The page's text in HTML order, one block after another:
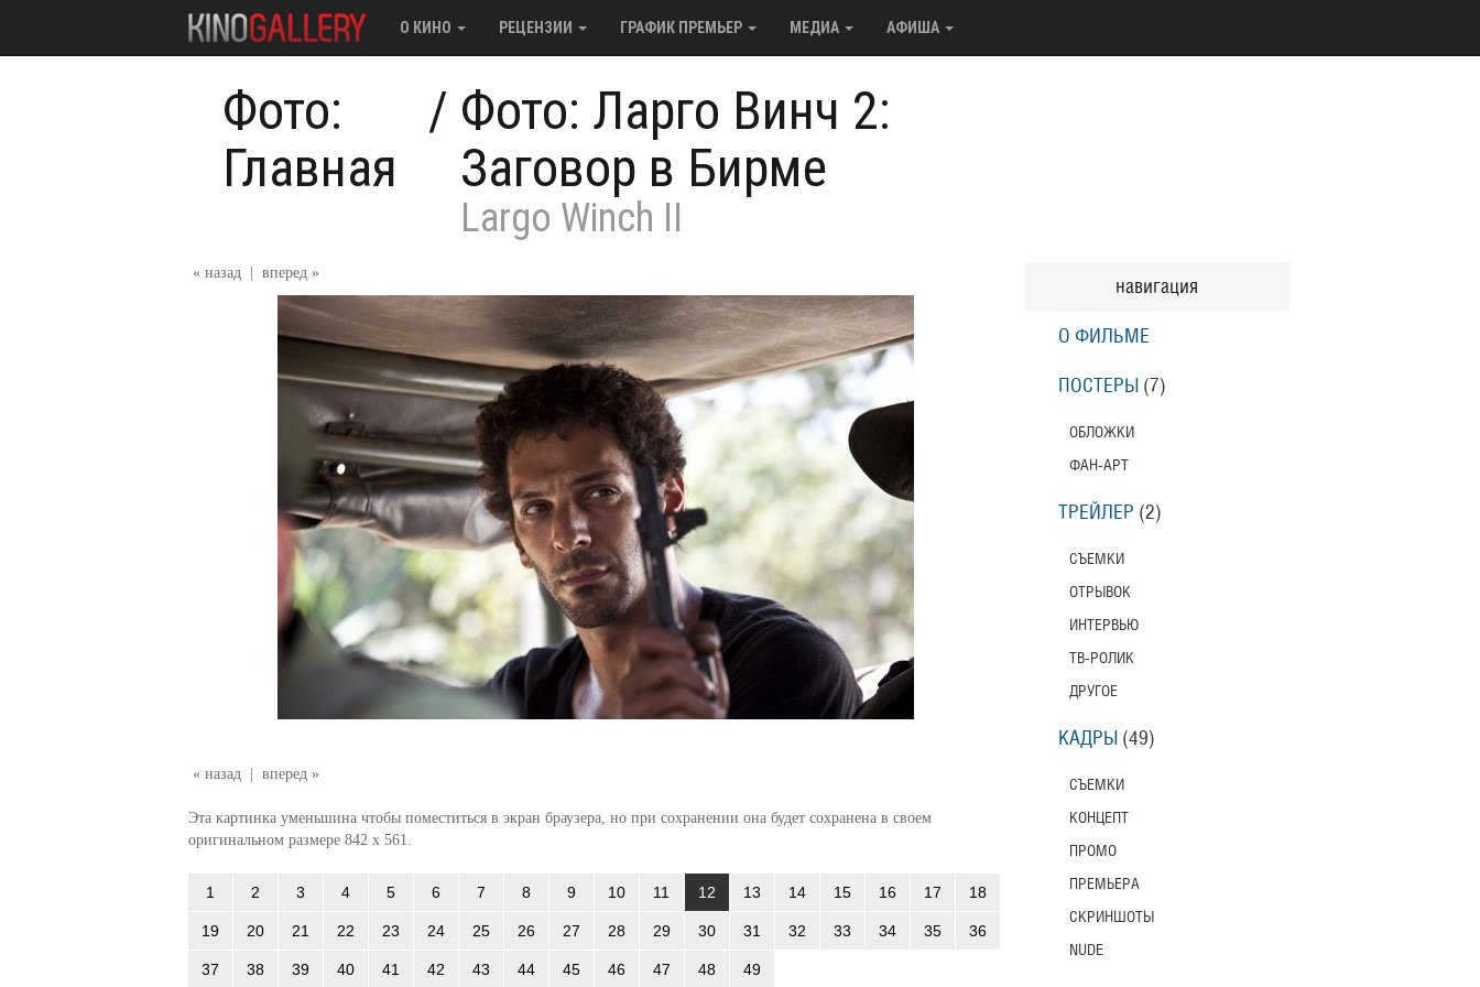
О КИНО РЕЦЕНЗИИ ГРАФИК ПРЕМЬЕР МЕДИА АФИША
Фото:
Главная
/ Фото: Ларго Винч 2:
Заговор в Бирме
Largo Winch II
« назад вперед »
« назад вперед »
Эта картинка уменьшина чтобы поместиться в экран браузера, но при сохранении она будет сохранена в своем
оригинальном размере 842 x 561.
1 2 3 4 5 6 7 8 9 10 11 12 13 14 15 16 17 18
19 20 21 22 23 24 25 26 27 28 29 30 31 32 33 34 35 36
37 38 39 40 41 42 43 44 45 46 47 48 49
навигация
О ФИЛЬМЕ
ПОСТЕРЫ (7)
ОБЛОЖКИ
ФАН-АРТ
ТРЕЙЛЕР (2)
СЪЕМКИ
ОТРЫВОК
ИНТЕРВЬЮ
ТВ-РОЛИК
ДРУГОЕ
КАДРЫ (49)
СЪЕМКИ
КОНЦЕПТ
ПРОМО
ПРЕМЬЕРА
СКРИНШОТЫ
NUDE